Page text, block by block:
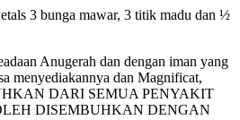
3 bunga mawar, 3 titik madu dan ½
Anugerah dan dengan iman yang
menyediakannya dan Magnificat,
DARI SEMUA PENYAKIT
DISEMBUHKAN DENGAN